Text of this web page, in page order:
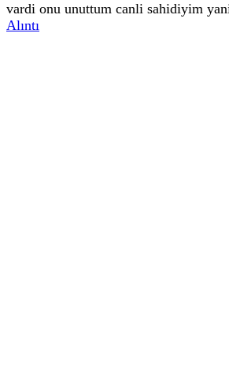
vardi onu unuttum canli sahidiyim
Alıntı